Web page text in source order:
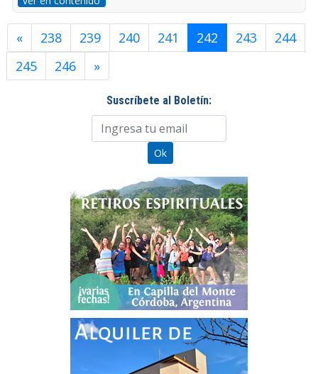
« 238 239 240 241 242 243
244
245
246 »
Suscríbete al Boletín: